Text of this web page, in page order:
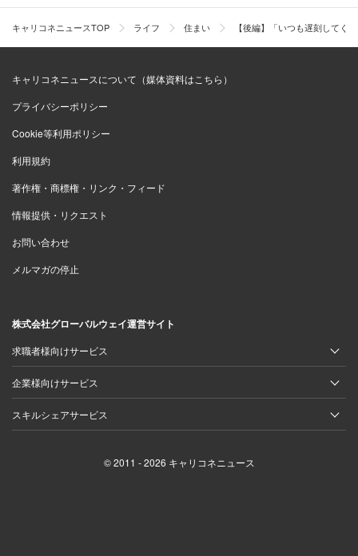
キャリコネニュースTOP ライフ 住まい 【後編】「いつも遅刻してく
キャリコネニュースについて（媒体資料はこちら）
プライバシーポリシー
Cookie等利用ポリシー
利用規約
著作権・商標権・リンク・フィード
情報提供・リクエスト
お問い合わせ
メルマガの停止
株式会社グローバルウェイ運営サイト
求職者様向けサービス
企業様向けサービス
スキルシェアサービス
© 2011 - 2026 キャリコネニュース